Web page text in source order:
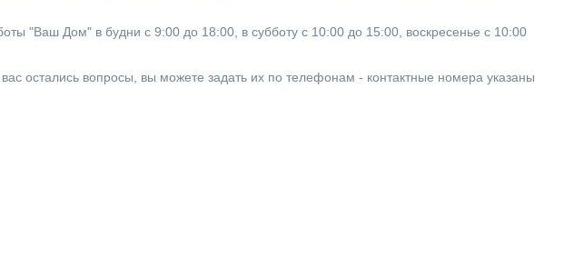
"Ваш Дом" в будни с 9:00 до 18:00, в субботу с 10:00 до 15:00, воскресенье с 10:00
остались вопросы, вы можете задать их по телефонам - контактные номера указаны